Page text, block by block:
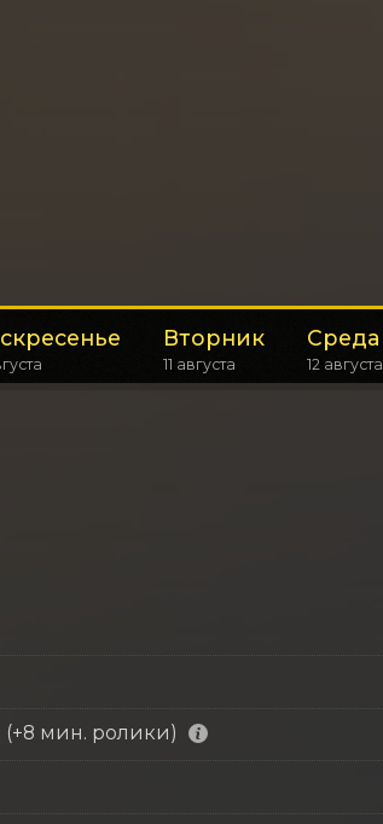
Вторник
11 августа
Среда
12 августа
(+8 мин. ролики)